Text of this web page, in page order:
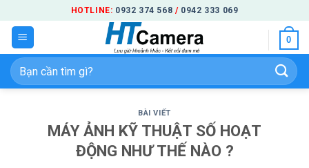
qua
nội
dung
HOTLINE: 0932 374 568 / 0942 333 069
0
Tìm
kiếm:
BÀI VIẾT
MÁY ẢNH KỸ THUẬT SỐ HOẠT
ĐỘNG NHƯ THẾ NÀO ?